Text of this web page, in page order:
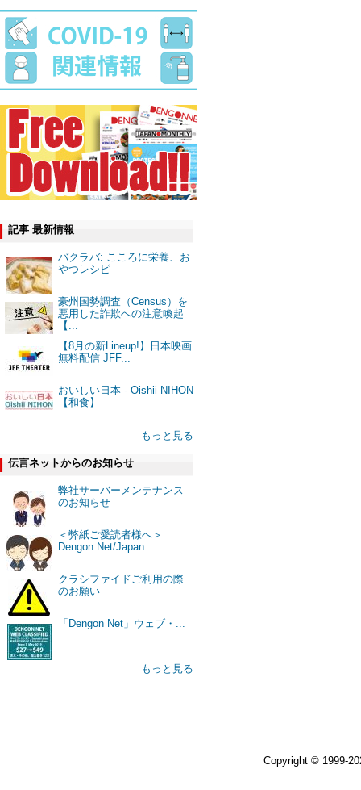
記事 最新情報
バクラバ: こころに栄養、お
やつレシピ
豪州国勢調査（Census）を
悪用した詐欺への注意喚起
【...
【8月の新Lineup!】日本映画
無料配信 JFF...
おいしい日本 - Oishii NIHON
【和食】
もっと見る
伝言ネットからのお知らせ
弊社サーバーメンテナンス
のお知らせ
＜弊紙ご愛読者様へ＞
Dengon Net/Japan...
クラシファイドご利用の際
のお願い
「Dengon Net」ウェブ・...
もっと見る
Copyright © 1999-